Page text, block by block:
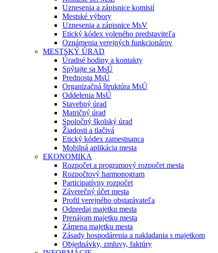
Uznesenia a zápisnice komisií
Mestské výbory
Uznesenia a zápisnice MsV
Etický kódex voleného predstaviteľa
Oznámenia verejných funkcionárov
MESTSKÝ ÚRAD
Úradné hodiny a kontakty
Spýtajte sa MsÚ
Prednosta MsÚ
Organizačná štruktúra MsÚ
Oddelenia MsÚ
Stavebný úrad
Matričný úrad
Spoločný školský úrad
Žiadosti a tlačivá
Etický kódex zamestnanca
Mobilná aplikácia mesta
EKONOMIKA
Rozpočet a programový rozpočet mesta
Rozpočtový harmonogram
Participatívny rozpočet
Záverečný účet mesta
Profil verejného obstarávateľa
Odpredaj majetku mesta
Prenájom majetku mesta
Zámena majetku mesta
Zásady hospodárenia a nakladania s majetkom
Objednávky, zmluvy, faktúry